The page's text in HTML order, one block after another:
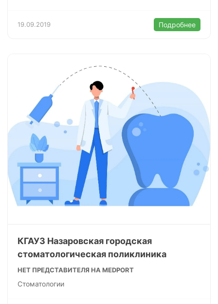
19.09.2019 Подробнее
КГАУЗ Назаровская городская
стоматологическая поликлиника
НЕТ ПРЕДСТАВИТЕЛЯ НА MEDPORT
Стоматологии